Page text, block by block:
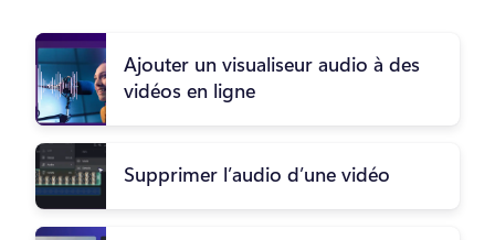
Ajouter un visualiseur audio à des
vidéos en ligne
Supprimer l’audio d’une vidéo